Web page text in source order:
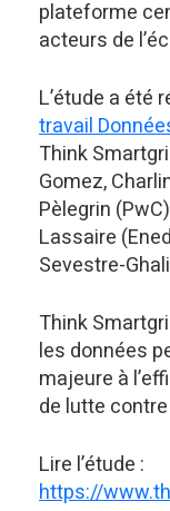
plateforme
acteurs de
L’étude a été
travail
Think
Gomez,
Pèlegrin
Lassaire
Sevestre-
Think
les données
majeure à
de lutte
Lire l’étude :
https://